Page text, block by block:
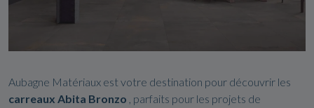
Aubagne Matériaux est votre destination pour découvrir les
carreaux Abita Bronzo , parfaits pour les projets de